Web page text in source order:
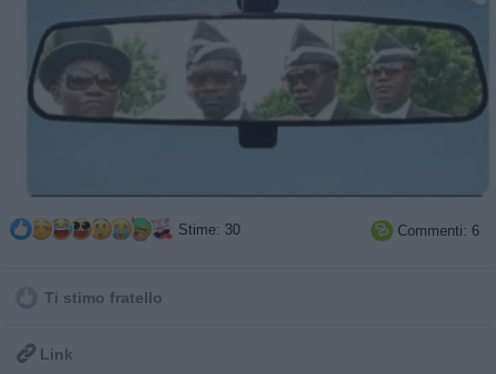
Stime: 30  Commenti: 6
Ti stimo fratello
 Link